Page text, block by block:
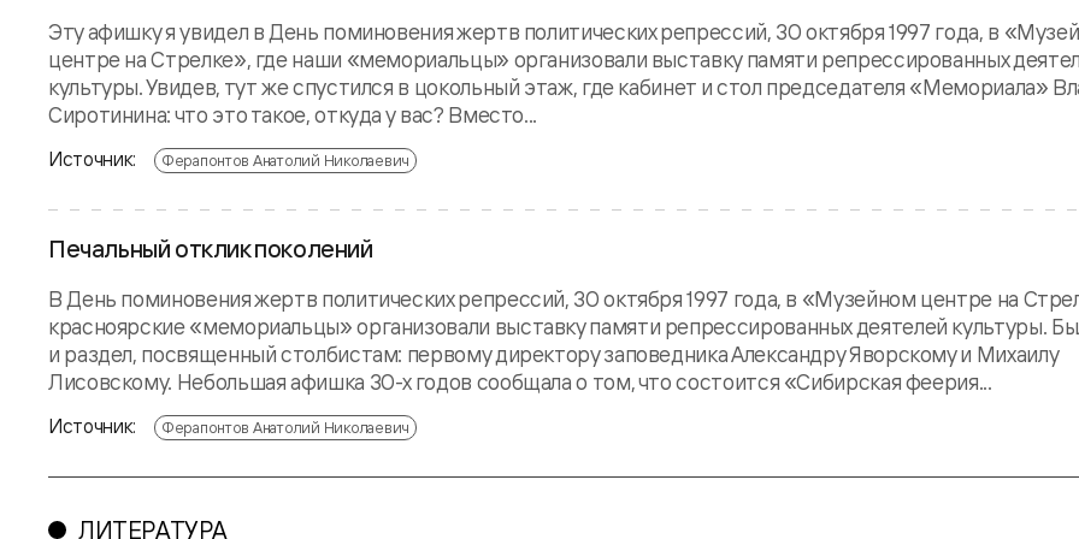
Эту афишку я увидел в День поминовения жертв политических репрессий, 30 октября 1997 года, в
центре на Стрелке», где наши «мемориальцы» организовали выставку памяти репрессированных
культуры. Увидев, тут же спустился в цокольный этаж, где кабинет и стол председателя «Мемориала»
Сиротинина: что это такое, откуда у вас? Вместо...
Источник: Ферапонтов Анатолий Николаевич
Печальный отклик поколений
В День поминовения жертв политических репрессий, 30 октября 1997 года, в «Музейном центре на
красноярские «мемориальцы» организовали выставку памяти репрессированных деятелей культуры.
и раздел, посвященный столбистам: первому директору заповедника Александру Яворскому и Михаилу
Лисовскому. Небольшая афишка 30-х годов сообщала о том, что состоится «Сибирская феерия...
Источник: Ферапонтов Анатолий Николаевич
ЛИТЕРАТУРА